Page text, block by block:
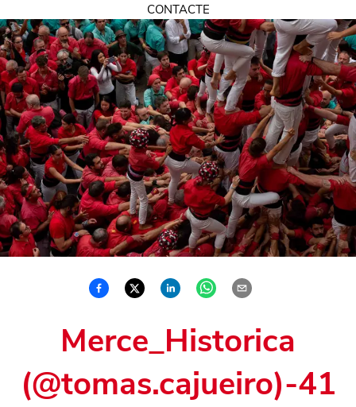
CONTACTE
Merce_Historica
(@tomas.cajueiro)-41